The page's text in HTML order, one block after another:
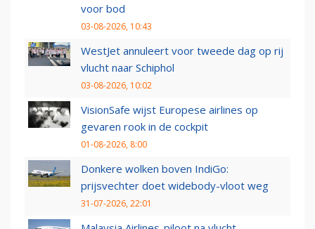
voor bod
03-08-2026, 10:43
WestJet annuleert voor tweede dag op rij
vlucht naar Schiphol
03-08-2026, 10:02
VisionSafe wijst Europese airlines op
gevaren rook in de cockpit
01-08-2026, 8:00
Donkere wolken boven IndiGo:
prijsvechter doet widebody-vloot weg
31-07-2026, 22:01